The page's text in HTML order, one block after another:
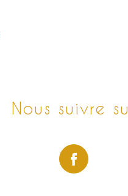
Nous suivre